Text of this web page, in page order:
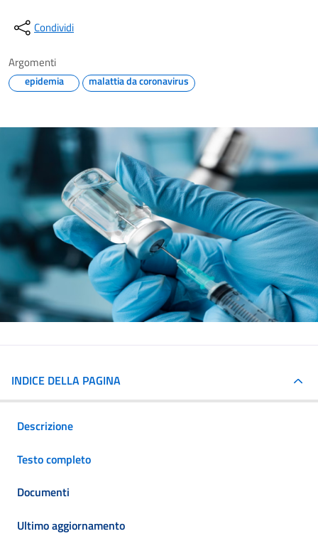
Condividi
Argomenti
epidemia malattia da coronavirus
INDICE DELLA PAGINA
Descrizione
Testo completo
Documenti
Ultimo aggiornamento